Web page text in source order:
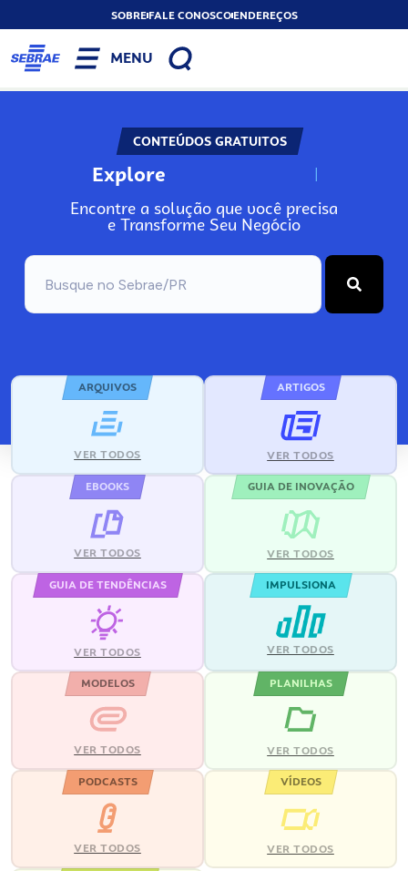
SOBREFALE CONOSCOENDEREÇOS
MENU
CONTEÚDOS GRATUITOS
Explore N
Encontre a solução que você precisa
e Transforme Seu Negócio
ARQUIVOS
VER TODOS
ARTIGOS
VER TODOS
EBOOKS
VER TODOS
GUIA DE INOVAÇÃO
VER TODOS
GUIA DE TENDÊNCIAS
VER TODOS
IMPULSIONA
VER TODOS
MODELOS
VER TODOS
PLANILHAS
VER TODOS
PODCASTS
VER TODOS
VÍDEOS
VER TODOS